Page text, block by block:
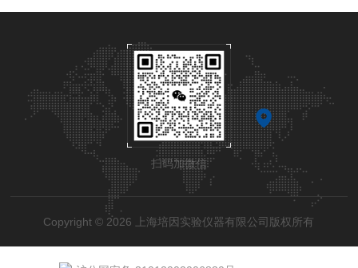
扫码加微信
Copyright © 2026 上海培因实验仪器有限公司版权所有